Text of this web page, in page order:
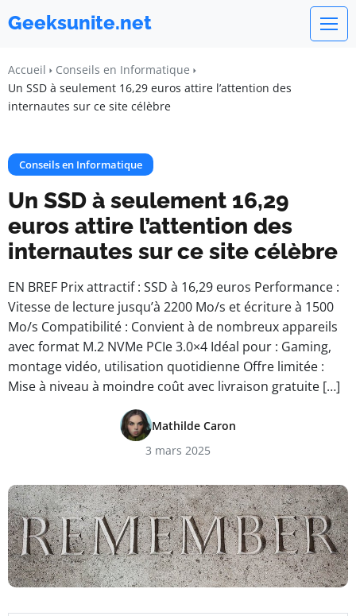
Geeksunite.net
Accueil
Conseils en Informatique
Un SSD à seulement 16,29 euros attire l’attention des
internautes sur ce site célèbre
Conseils en Informatique
Un SSD à seulement 16,29
euros attire l’attention des
internautes sur ce site célèbre
EN BREF Prix attractif : SSD à 16,29 euros Performance :
Vitesse de lecture jusqu’à 2200 Mo/s et écriture à 1500
Mo/s Compatibilité : Convient à de nombreux appareils
avec format M.2 NVMe PCIe 3.0×4 Idéal pour : Gaming,
montage vidéo, utilisation quotidienne Offre limitée :
Mise à niveau à moindre coût avec livraison gratuite […]
Mathilde Caron
3 mars 2025